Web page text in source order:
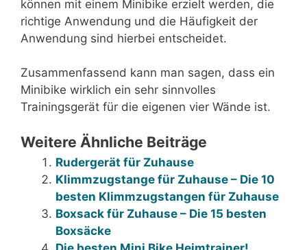
können mit einem Minibike erzielt werden, die
richtige Anwendung und die Häufigkeit der
Anwendung sind hierbei entscheidet.
Zusammenfassend kann man sagen, dass ein
Minibike wirklich ein sehr sinnvolles
Trainingsgerät für die eigenen vier Wände ist.
Weitere Ähnliche Beiträge
Rudergerät für Zuhause
Klimmzugstange für Zuhause – Die 10
besten Klimmzugstangen für Zuhause
Boxsack für Zuhause – Die 15 besten
Boxsäcke